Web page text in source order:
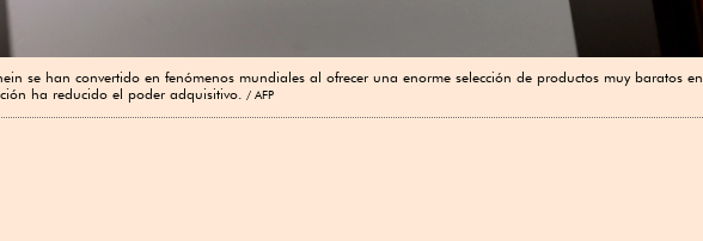
se han convertido en fenómenos mundiales al ofrecer una enorme selección de productos muy baratos en
ha reducido el poder adquisitivo.
AFP